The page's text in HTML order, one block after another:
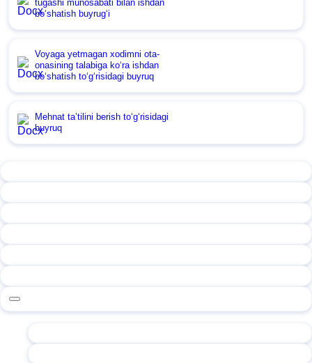
tugashi munosabati bilan ishdan
boʻshatish buyrugʻi
Voyaga yetmagan хodimni ota-
onasining talabiga koʻra ishdan
boʻshatish toʻgʻrisidagi buyruq
Mehnat ta’tilini berish toʻgʻrisidagi
buyruq